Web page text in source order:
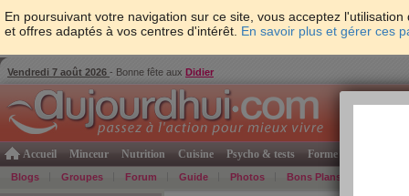
En poursuivant votre navigation sur ce site, vous acceptez
et offres adaptés à vos centres d'intérêt. En savoir plus et gérer ces
Vendredi 7 août 2026 - Bonne fête aux Didier
Accueil Minceur Nutrition Cuisine Psycho & tests Forme & santé
Blogs Groupes Forum Guide Photos Bons Plans